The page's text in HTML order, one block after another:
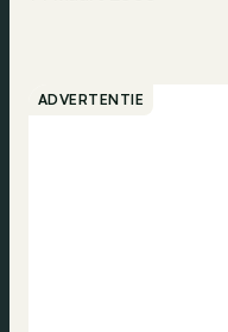
ADVERTENTIE